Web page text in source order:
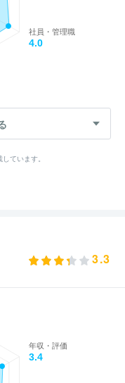
社員・管理職
4.0
ています。
3.3
年収・評価
3.4